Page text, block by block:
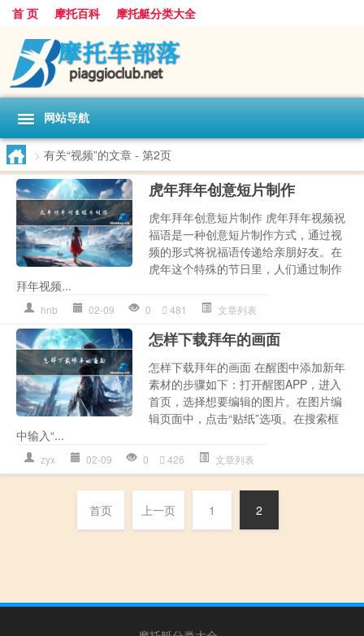
首 页 摩托百科 摩托艇分类大全
网站导航
> 有关“视频”的文章 - 第2页
虎年拜年创意短片制作
虎年拜年创意短片制作 虎年拜年视频祝
福语是一种创意短片制作方式，通过视
频的形式将祝福语传递给亲朋好友。在
虎年这个特殊的节日里，人们通过制作
拜年视频...
hnb 02-09 0 481 文章列表
怎样下载拜年的画面
怎样下载拜年的画面 在醒图中添加新年
素材的步骤如下：打开醒图APP，进入
首页，选择想要编辑的图片。在图片编
辑页面中，点击“贴纸”选项。在搜索框
中输入“...
zyx 02-09 0 426 文章列表
首页 上一页 1 2